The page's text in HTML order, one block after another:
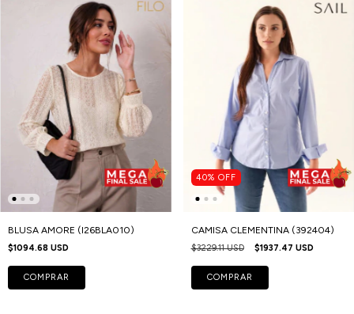
BLUSA AMORE (I26BLA010)
$1094.68 USD
COMPRAR
40% OFF
CAMISA CLEMENTINA (392404)
$3229.11 USD $1937.47 USD
COMPRAR